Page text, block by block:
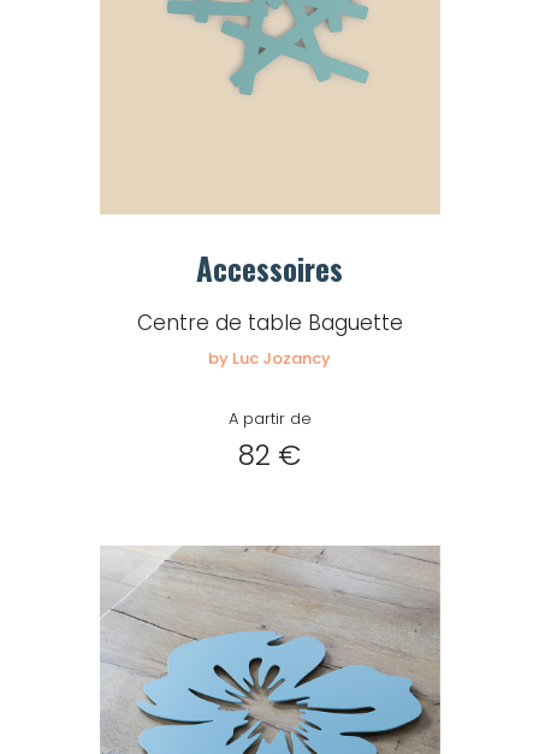
Accessoires
Centre de table Baguette
by Luc Jozancy
A partir de
82 €